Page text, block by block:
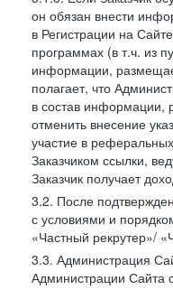
он обязан внести
в Регистрации на
программах (в т.ч. из
информации,
полагает, что
в состав информации,
отменить внесение
участие в
Заказчиком ссылки,
Заказчик получает
3.2. После
с условиями и
«Частный рекрутер»/
3.3. Администрация
Администрации Сайта